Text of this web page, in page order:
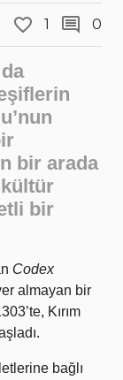
1 0
bir arada
kültür
bir
Codex
almayan bir
Kırım
bağlı